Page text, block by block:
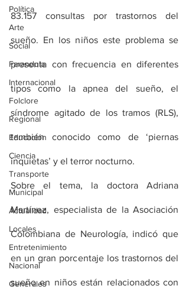
Política
Arte
Social
Farandula
Internacional
Folclore
Regional
Educación
Ciencia
Transporte
Municipal
Actualidad
Locales
Entretenimiento
Nacional
Generales
83.157 consultas por trastornos del
sueño. En los niños este problema se
presenta con frecuencia en diferentes
tipos como la apnea del sueño, el
síndrome agitado de los tramos (RLS),
también conocido como de ‘piernas
inquietas’ y el terror nocturno.
Sobre el tema, la doctora Adriana
Martínez, especialista de la Asociación
Colombiana de Neurología, indicó que
en un gran porcentaje los trastornos del
sueño en niños están relacionados con